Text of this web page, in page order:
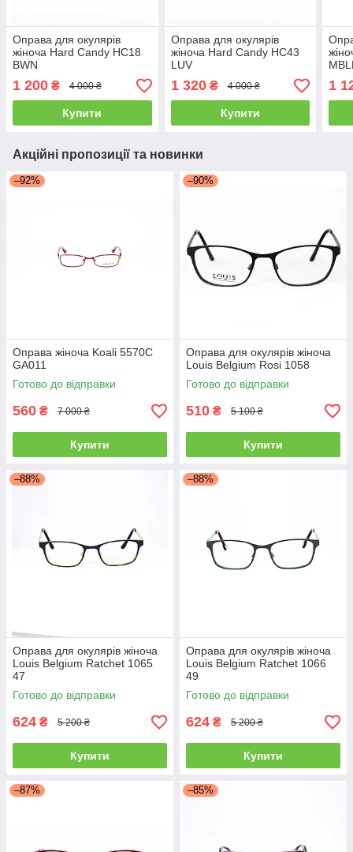
Оправа для окулярів
жіноча Hard Candy HC18
BWN
1 200 ₴ 4 000 ₴
Купити
Оправа для окулярів
жіноча Hard Candy HC43
LUV
1 320₴ 4 000 ₴
Купити
1
Акційні пропозиції та новинки
–92%
Оправа жіноча Koali 5570С
GA011
Готово до відправки
560 ₴ 7 000 ₴
Купити
–90%
Оправа для окулярів жіноча
Louis Belgium Rosi 1058
Готово до відправки
510 ₴ 5 100 ₴
Купити
–88%
Оправа для окулярів жіноча
Louis Belgium Ratchet 1065
47
Готово до відправки
624 ₴ 5 200 ₴
Купити
–88%
Оправа для окулярів жіноча
Louis Belgium Ratchet 1066
49
Готово до відправки
624 ₴ 5 200 ₴
Купити
–87% –85%